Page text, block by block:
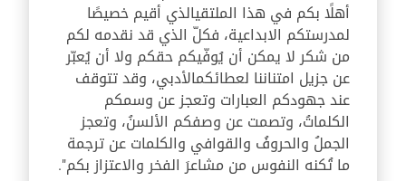
أهلًا بكم في هذا الملتقيالذي أقيم خصيصًا
لمدرستكم الابداعية، فكلّ الذي قد نقدمه لكم
من شكر لا يمكن أن يُوفّيكم حقكم ولا أن يُعبّر
عن جزيل امتناننا لعطائكمالأدبي، وقد تتوقف
عند جهودكم العبارات وتعجز عن وسمكم
الكلماتُ، وتصمت عن وصفكم الألسنُ، وتعجز
الجملُ والحروفُ والقوافي والكلمات عن ترجمة
ما تُكنه النفوس من مشاعرَ الفخر والاعتزاز بكم".